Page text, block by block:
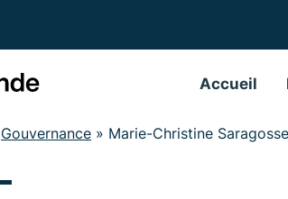
Accueil
Gouvernance » Marie-Christine Saragosse